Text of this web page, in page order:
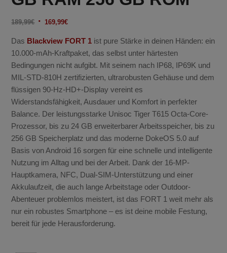
189,99€ Ursprünglicher
war:
189,99€
169,99€Aktueller
ist:
169,99€.
Das Blackview FORT 1 ist pure Stärke in deinen Händen: ein
10.000-mAh-Kraftpaket, das selbst unter härtesten
Bedingungen nicht aufgibt. Mit seinem nach IP68, IP69K und
MIL-STD-810H zertifizierten, ultrarobusten Gehäuse und dem
flüssigen 90-Hz-HD+-Display vereint es
Widerstandsfähigkeit, Ausdauer und Komfort in perfekter
Balance. Der leistungsstarke Unisoc Tiger T615 Octa-Core-
Prozessor, bis zu 24 GB erweiterbarer Arbeitsspeicher, bis zu
256 GB Speicherplatz und das moderne DokeOS 5.0 auf
Basis von Android 16 sorgen für eine schnelle und intelligente
Nutzung im Alltag und bei der Arbeit. Dank der 16-MP-
Hauptkamera, NFC, Dual-SIM-Unterstützung und einer
Akkulaufzeit, die auch lange Arbeitstage oder Outdoor-
Abenteuer problemlos meistert, ist das FORT 1 weit mehr als
nur ein robustes Smartphone – es ist deine mobile Festung,
bereit für jede Herausforderung.